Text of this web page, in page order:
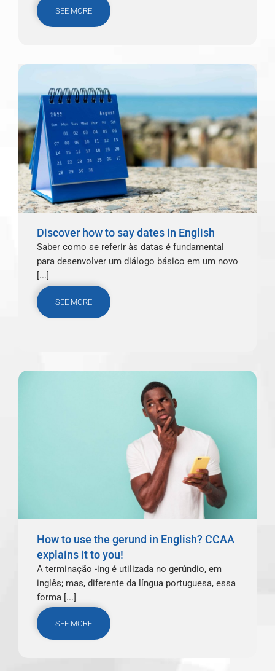
SEE MORE
Discover how to say dates in English
Saber como se referir às datas é fundamental
para desenvolver um diálogo básico em um novo
[...]
SEE MORE
How to use the gerund in English? CCAA
explains it to you!
A terminação -ing é utilizada no gerúndio, em
inglês; mas, diferente da língua portuguesa, essa
forma [...]
SEE MORE